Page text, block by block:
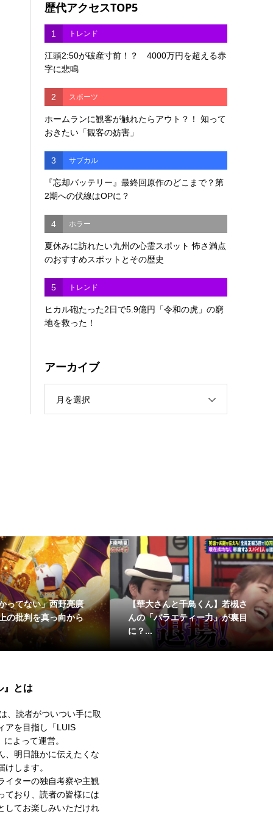
歴代アクセスTOP5
1 トレンド
江頭2:50が破産寸前！？ 4000万円を超える赤
字に悲鳴
2 スポーツ
ホームランに観客が触れたらアウト？！ 知って
おきたい「観客の妨害」
3 サブカル
『忘却バッテリー』最終回原作のどこまで？第
2期への伏線はOPに？
4 ホラー
夏休みに訪れたい九州の心霊スポット 怖さ満点
のおすすめスポットとその歴史
5 トレンド
ヒカル砲たった2日で5.9億円「令和の虎」の窮
地を救った！
アーカイブ
月を選択
まだ終わらない挑戦 「映画 え
んとつ町のプペル 約束の時計
台」...
“キャッチ後スタ
ームラン？「1試
ンキ...
』とは
は、読者がついつい手に取
アを目指し「LUIS
によって運営。
、明日誰かに伝えたくな
けします。
イターの独自考察や主観
ており、読者の皆様には
してお楽しみいただけれ